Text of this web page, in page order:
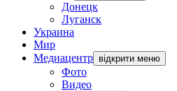
Донецк
Луганск
Украина
Мир
Медиацентр відкрити меню
Фото
Видео